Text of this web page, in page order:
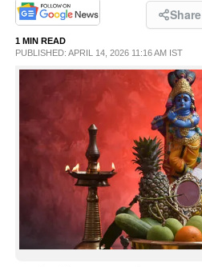
PHOTOS
LIFESTYLE
INFO+
Share
1 MIN READ
PUBLISHED: APRIL 14, 2026 11:16 AM IST